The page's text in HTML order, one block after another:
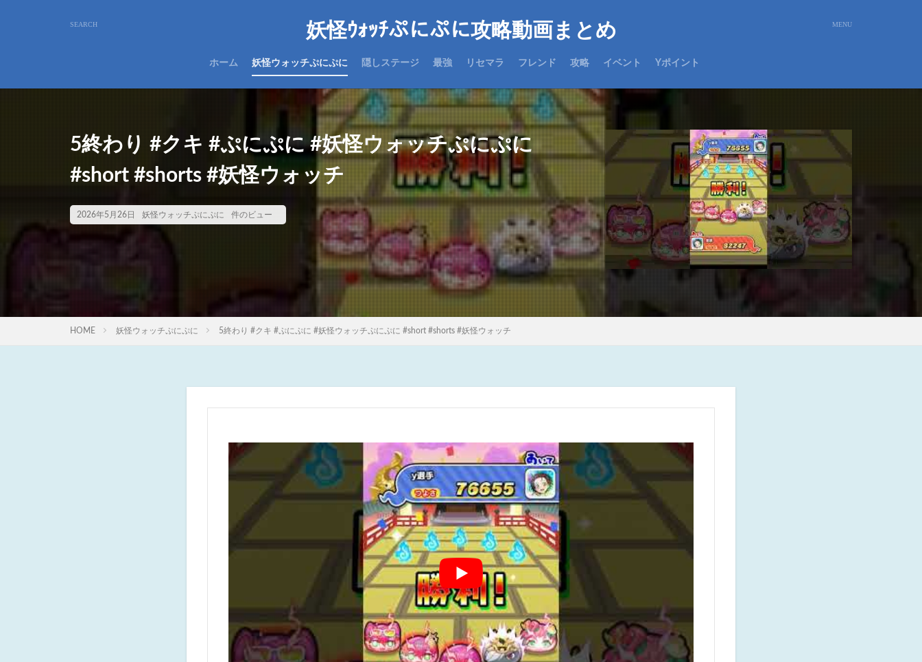
妖怪ｳｫｯﾁぷにぷに攻略動画まとめ
ホーム 妖怪ウォッチぷにぷに 隠しステージ 最強 リセマラ フレンド 攻略 イベント Yポイント
5終わり #クキ #ぷにぷに #妖怪ウォッチぷにぷに
#short #shorts #妖怪ウォッチ
2026年5月26日 妖怪ウォッチぷにぷに 件のビュー
HOME 妖怪ウォッチぷにぷに 5終わり #クキ #ぷにぷに #妖怪ウォッチぷにぷに #short #shorts #妖怪ウォッチ